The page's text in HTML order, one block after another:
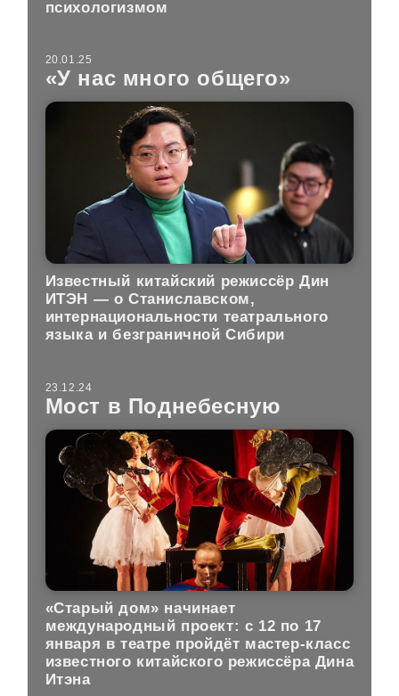
психологизмом
20.01.25
«У нас много общего»
Известный китайский режиссёр Дин
ИТЭН — о Станиславском,
интернациональности театрального
языка и безграничной Сибири
23.12.24
Мост в Поднебесную
«Старый дом» начинает
международный проект: с 12 по 17
января в театре пройдёт мастер-класс
известного китайского режиссёра Дина
Итэна